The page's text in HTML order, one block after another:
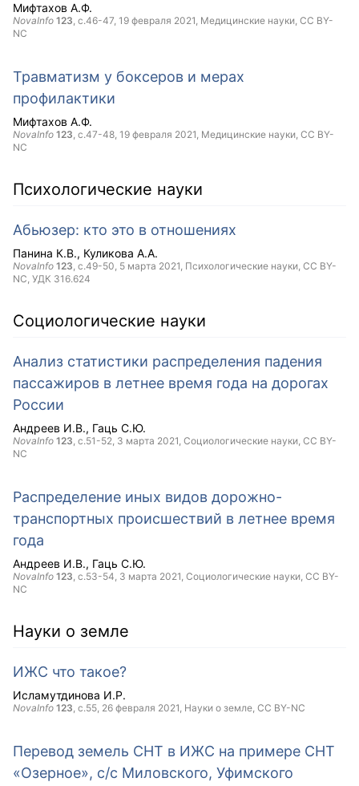
Мифтахов А.Ф.
NovaInfo 123, с.46-47, 19 февраля 2021, Медицинские науки, CC BY-
NC
Травматизм у боксеров и мерах
профилактики
Мифтахов А.Ф.
NovaInfo 123, с.47-48, 19 февраля 2021, Медицинские науки, CC BY-
NC
Психологические науки
Абьюзер: кто это в отношениях
Панина К.В. Куликова А.А.
NovaInfo 123, с.49-50, 5 марта 2021, Психологические науки, CC BY-
NC, УДК 316.624
Социологические науки
Анализ статистики распределения падения
пассажиров в летнее время года на дорогах
России
Андреев И.В. Гаць С.Ю.
NovaInfo 123, с.51-52, 3 марта 2021, Социологические науки, CC BY-
NC
Распределение иных видов дорожно-
транспортных происшествий в летнее время
года
Андреев И.В. Гаць С.Ю.
NovaInfo 123, с.53-54, 3 марта 2021, Социологические науки, CC BY-
NC
Науки о земле
ИЖС что такое?
Исламутдинова И.Р.
NovaInfo 123, с.55, 26 февраля 2021, Науки о земле, CC BY-NC
Перевод земель СНТ в ИЖС на примере СНТ
«Озерное», с/с Миловского, Уфимского